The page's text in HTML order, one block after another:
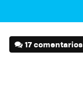
17 comentarios